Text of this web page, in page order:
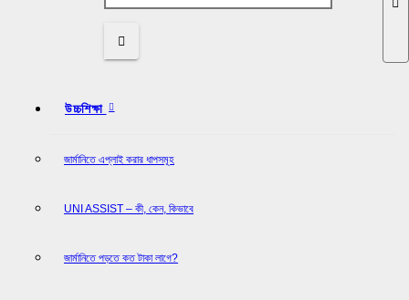
উচ্চশিক্ষা
জার্মানিতে এপ্লাই করার ধাপসমূহ
UNI ASSIST – কী, কেন, কিভাবে
জার্মানিতে পড়তে কত টাকা লাগে?